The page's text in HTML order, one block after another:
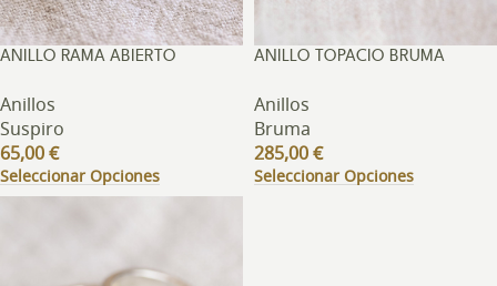
ANILLO RAMA ABIERTO
Anillos
Suspiro
65,00€
Seleccionar Opciones
ANILLO TOPACIO BRUMA
Anillos
Bruma
285,00€
Seleccionar Opciones